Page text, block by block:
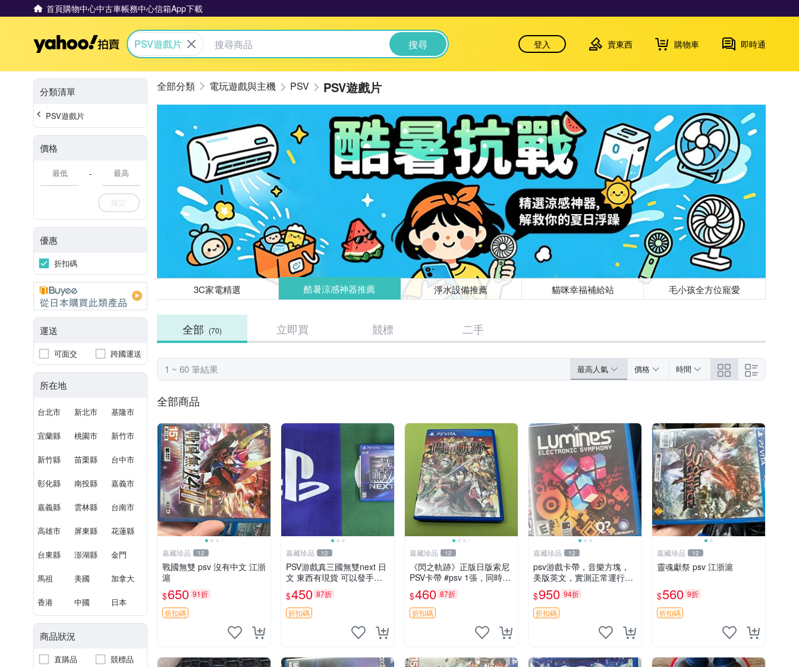
首頁購物中心中古車帳務中心信箱App下載
Yahoo拍賣
PSV遊戲片 搜尋 登入 賣東西 購物車 即時通
分類清單
PSV遊戲片
價格
-
確定
優惠
折扣碼
運送
可面交 跨國運送
所在地
台北市 新北市 基隆市
宜蘭縣 桃園市 新竹市
新竹縣 苗栗縣 台中市
彰化縣 南投縣 嘉義市
嘉義縣 雲林縣 台南市
高雄市 屏東縣 花蓮縣
台東縣 澎湖縣 金門
馬祖 美國 加拿大
香港 中國 日本
商品狀況
直購品
競標品
電玩遊戲與主機 PSV PSV遊戲片
3C家電精選 酷暑涼感神器推薦 淨水設備推薦 貓咪幸福補給站 毛小孩全方位寵愛
全部 (70) 立即買 競標 二手
1 ~ 60 筆結果 最高人氣 價格 時間
全部商品
嘉藏珍品 12
戰國無雙 psv 沒有中文 江浙
滬
$650 91折
折扣碼
嘉藏珍品 12
PSV游戲真三國無雙next 日
文 東西有現貨 可以發手物
品 無質量問題售不退不換
$450 87折
折扣碼
嘉藏珍品 12
《閃之軌跡》正版日版索尼
PSV卡帶 #psv 1張，同時購
第二張起可減張， 成色如
圖，原相機拍攝，一卡一
拍，因相機，光線環境等因
素，成色可能與實物略微
$460 87折
折扣碼
嘉藏珍品 12
psv游戲卡帶，音樂方塊，
美版英文，實測正常運行，
成色見圖，圖里的就是你收
到的貨，確認好成色再拍，
售不退， 拍前必讀，拍下即
視為已知曉以下內容， 1，
$950 94折
折扣碼
嘉藏珍品 12
靈魂獻祭 psv 江浙滬
$560 9折
折扣碼